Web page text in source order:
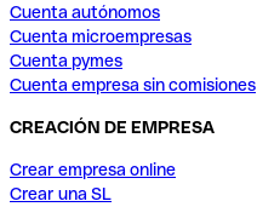
Cuenta autónomos
Cuenta microempresas
Cuenta pymes
Cuenta empresa sin comisiones
CREACIÓN DE EMPRESA
Crear empresa online
Crear una SL